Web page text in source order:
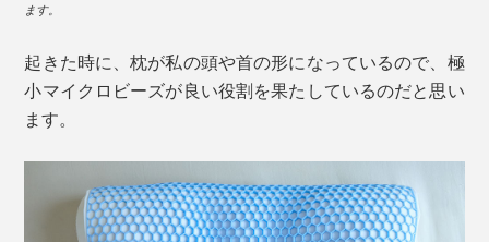
ます。
起きた時に、枕が私の頭や首の形になっているので、極
小マイクロビーズが良い役割を果たしているのだと思い
ます。